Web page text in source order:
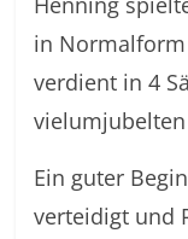
in
verdient in 4
Ein guter
verteidigt und